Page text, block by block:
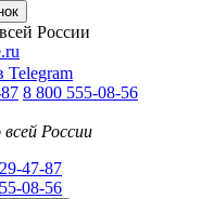
России
Telegram
8 800 555-08-56
России
47-87
08-56